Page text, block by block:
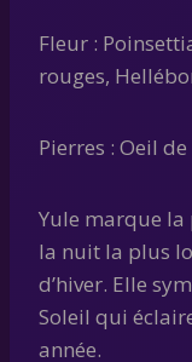
Fleur :
rouges,
Pierres : Oeil
Yule marque la
la nuit la plus
d’hiver. Elle
Soleil qui
année.